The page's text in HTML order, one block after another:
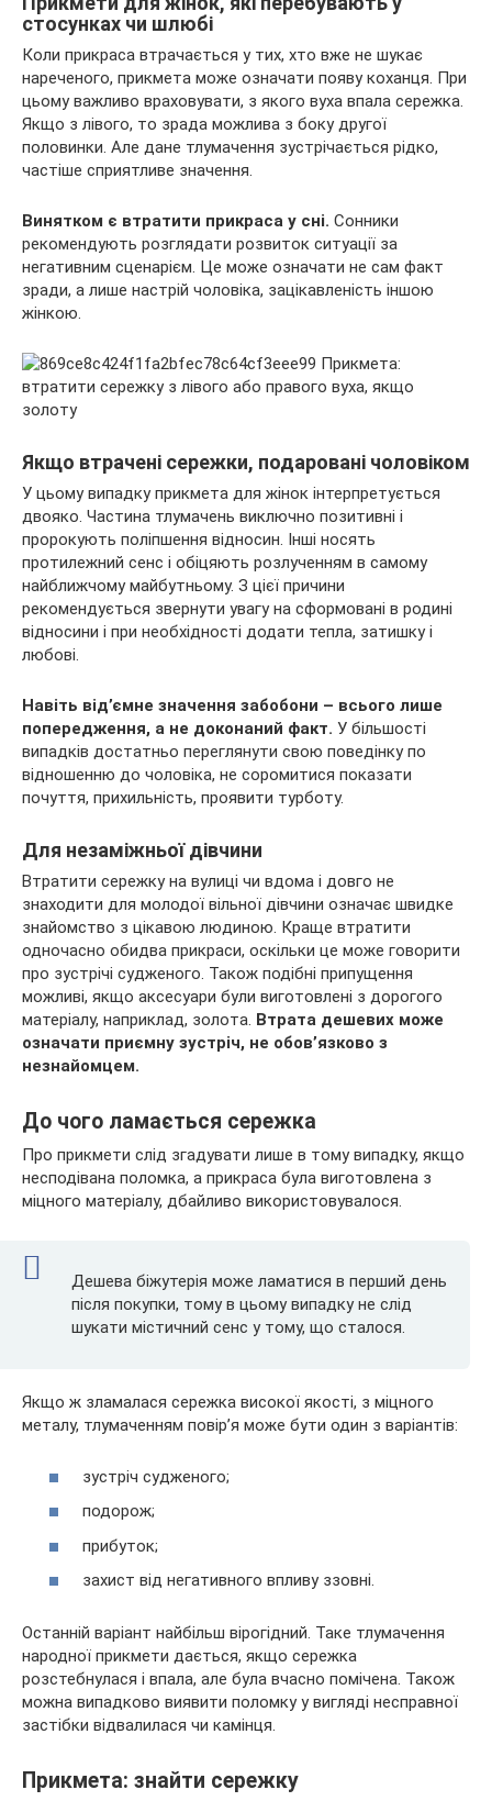
стосунках чи шлюбі
Коли прикраса втрачається у тих, хто вже не шукає
нареченого, прикмета може означати появу коханця. При
цьому важливо враховувати, з якого вуха впала сережка.
Якщо з лівого, то зрада можлива з боку другої
половинки. Але дане тлумачення зустрічається рідко,
частіше сприятливе значення.
Винятком є втратити прикраса у сні. Сонники
рекомендують розглядати розвиток ситуації за
негативним сценарієм. Це може означати не сам факт
зради, а лише настрій чоловіка, зацікавленість іншою
жінкою.
Якщо втрачені сережки, подаровані чоловіком
У цьому випадку прикмета для жінок інтерпретується
двояко. Частина тлумачень виключно позитивні і
пророкують поліпшення відносин. Інші носять
протилежний сенс і обіцяють розлученням в самому
найближчому майбутньому. З цієї причини
рекомендується звернути увагу на сформовані в родині
відносини і при необхідності додати тепла, затишку і
любові.
Навіть від’ємне значення забобони – всього лише
попередження, а не доконаний факт. У більшості
випадків достатньо переглянути свою поведінку по
відношенню до чоловіка, не соромитися показати
почуття, прихильність, проявити турботу.
Для незаміжньої дівчини
Втратити сережку на вулиці чи вдома і довго не
знаходити для молодої вільної дівчини означає швидке
знайомство з цікавою людиною. Краще втратити
одночасно обидва прикраси, оскільки це може говорити
про зустрічі судженого. Також подібні припущення
можливі, якщо аксесуари були виготовлені з дорогого
матеріалу, наприклад, золота. Втрата дешевих може
означати приємну зустріч, не обов’язково з
незнайомцем.
До чого ламається сережка
Про прикмети слід згадувати лише в тому випадку, якщо
несподівана поломка, а прикраса була виготовлена з
міцного матеріалу, дбайливо використовувалося.
Дешева біжутерія може ламатися в перший день
після покупки, тому в цьому випадку не слід
шукати містичний сенс у тому, що сталося.
Якщо ж зламалася сережка високої якості, з міцного
металу, тлумаченням повір’я може бути один з варіантів:
зустріч судженого;
подорож;
прибуток;
захист від негативного впливу ззовні.
Останній варіант найбільш вірогідний. Таке тлумачення
народної прикмети дається, якщо сережка
розстебнулася і впала, але була вчасно помічена. Також
можна випадково виявити поломку у вигляді несправної
застібки відвалилася чи камінця.
Прикмета: знайти сережку